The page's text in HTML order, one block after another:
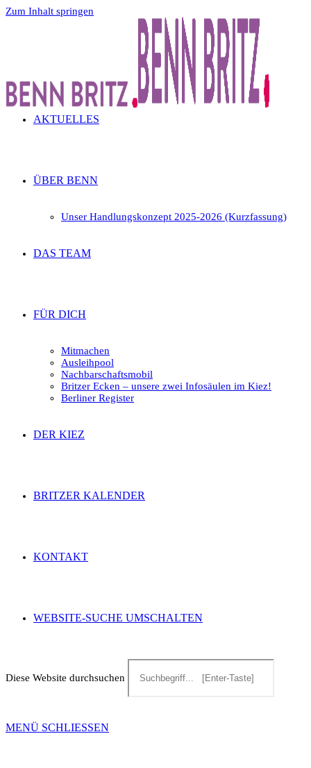
Zum Inhalt springen
AKTUELLES
ÜBER BENN
Unser Handlungskonzept 2025-2026 (Kurzfassung)
DAS TEAM
FÜR DICH
Mitmachen
Ausleihpool
Nachbarschaftsmobil
Britzer Ecken – unsere zwei Infosäulen im Kiez!
Berliner Register
DER KIEZ
BRITZER KALENDER
KONTAKT
WEBSITE-SUCHE UMSCHALTEN
Diese Website durchsuchen
MENÜ SCHLIESSEN